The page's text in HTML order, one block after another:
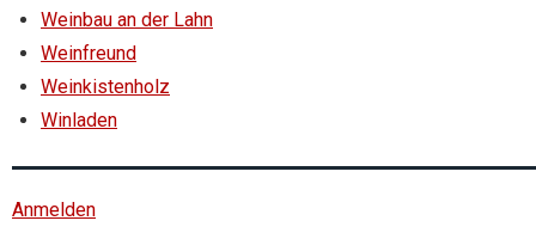
Weinbau an der Lahn
Weinfreund
Weinkistenholz
Winladen
Anmelden